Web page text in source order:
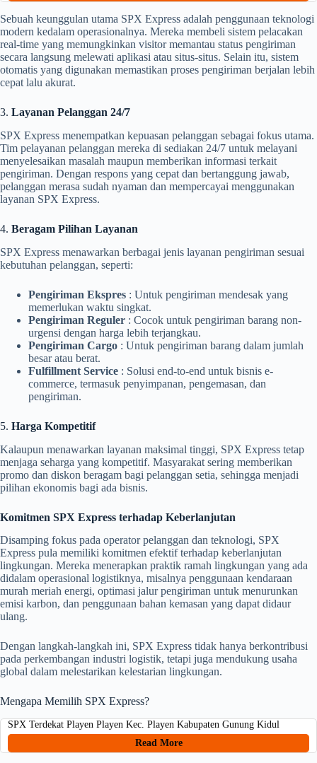
Sebuah keunggulan utama SPX Express adalah penggunaan teknologi
modern kedalam operasionalnya. Mereka membeli sistem pelacakan
real-time yang memungkinkan visitor memantau status pengiriman
secara langsung melewati aplikasi atau situs-situs. Selain itu, sistem
otomatis yang digunakan memastikan proses pengiriman berjalan lebih
cepat lalu akurat.
3. Layanan Pelanggan 24/7
SPX Express menempatkan kepuasan pelanggan sebagai fokus utama.
Tim pelayanan pelanggan mereka di sediakan 24/7 untuk melayani
menyelesaikan masalah maupun memberikan informasi terkait
pengiriman. Dengan respons yang cepat dan bertanggung jawab,
pelanggan merasa sudah nyaman dan mempercayai menggunakan
layanan SPX Express.
4. Beragam Pilihan Layanan
SPX Express menawarkan berbagai jenis layanan pengiriman sesuai
kebutuhan pelanggan, seperti:
Pengiriman Ekspres : Untuk pengiriman mendesak yang
memerlukan waktu singkat.
Pengiriman Reguler : Cocok untuk pengiriman barang non-
urgensi dengan harga lebih terjangkau.
Pengiriman Cargo : Untuk pengiriman barang dalam jumlah
besar atau berat.
Fulfillment Service : Solusi end-to-end untuk bisnis e-
commerce, termasuk penyimpanan, pengemasan, dan
pengiriman.
5. Harga Kompetitif
Kalaupun menawarkan layanan maksimal tinggi, SPX Express tetap
menjaga seharga yang kompetitif. Masyarakat sering memberikan
promo dan diskon beragam bagi pelanggan setia, sehingga menjadi
pilihan ekonomis bagi ada bisnis.
Komitmen SPX Express terhadap Keberlanjutan
Disamping fokus pada operator pelanggan dan teknologi, SPX
Express pula memiliki komitmen efektif terhadap keberlanjutan
lingkungan. Mereka menerapkan praktik ramah lingkungan yang ada
didalam operasional logistiknya, misalnya penggunaan kendaraan
murah meriah energi, optimasi jalur pengiriman untuk menurunkan
emisi karbon, dan penggunaan bahan kemasan yang dapat didaur
ulang.
Dengan langkah-langkah ini, SPX Express tidak hanya berkontribusi
pada perkembangan industri logistik, tetapi juga mendukung usaha
global dalam melestarikan kelestarian lingkungan.
Mengapa Memilih SPX Express?
SPX Terdekat Playen Playen Kec. Playen Kabupaten Gunung Kidul
Read More